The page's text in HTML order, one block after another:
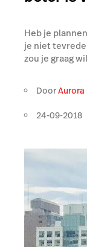
Heb je
je niet
zou je graag
DoorAurora
24-09-2018